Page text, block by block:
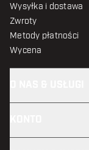
Wysyłka i dostawa
Zwroty
Metody płatności
Wycena